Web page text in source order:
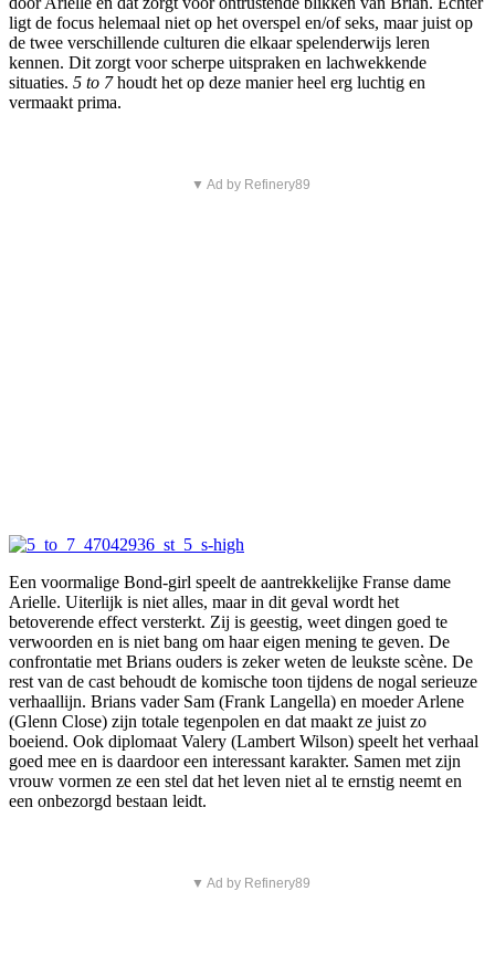
ligt de focus helemaal niet op het overspel en/of seks, maar juist op
de twee verschillende culturen die elkaar spelenderwijs leren
kennen. Dit zorgt voor scherpe uitspraken en lachwekkende
situaties. 5 to 7houdt het op deze manier heel erg luchtig en
vermaakt prima.
▼ Ad by Refinery89
Een voormalige Bond-girl speelt de aantrekkelijke Franse dame
Arielle. Uiterlijk is niet alles, maar in dit geval wordt het
betoverende effect versterkt. Zij is geestig, weet dingen goed te
verwoorden en is niet bang om haar eigen mening te geven. De
confrontatie met Brians ouders is zeker weten de leukste scène. De
rest van de cast behoudt de komische toon tijdens de nogal serieuze
verhaallijn. Brians vader Sam (Frank Langella) en moeder Arlene
(Glenn Close) zijn totale tegenpolen en dat maakt ze juist zo
boeiend. Ook diplomaat Valery (Lambert Wilson) speelt het verhaal
goed mee en is daardoor een interessant karakter. Samen met zijn
vrouw vormen ze een stel dat het leven niet al te ernstig neemt en
een onbezorgd bestaan leidt.
▼ Ad by Refinery89